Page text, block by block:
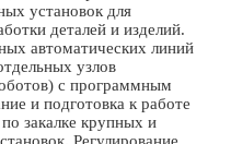
установок для
деталей и изделий.
автоматических линий
узлов
с программным
и подготовка к работе
закалке крупных и